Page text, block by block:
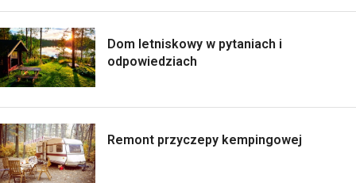
Dom letniskowy w pytaniach i
odpowiedziach
Remont przyczepy kempingowej